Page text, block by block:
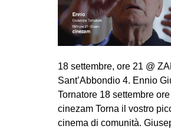
MSM
STUDENTI
MILANO
MOBILITAZIONI
SPAZI
18 settembre, ore 21 @
Sant’Abbondio 4. Ennio
Tornatore 18 settembre
cinezam Torna il vostro
cinema di comunità.